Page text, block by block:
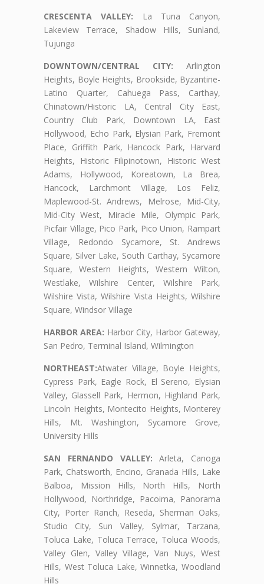
CRESCENTA VALLEY: La Tuna Canyon,
Lakeview Terrace, Shadow Hills, Sunland,
Tujunga
DOWNTOWN/CENTRAL CITY: Arlington
Heights, Boyle Heights, Brookside, Byzantine-
Latino Quarter, Cahuega Pass, Carthay,
Chinatown/Historic LA, Central City East,
Country Club Park, Downtown LA, East
Hollywood, Echo Park, Elysian Park, Fremont
Place, Griffith Park, Hancock Park, Harvard
Heights, Historic Filipinotown, Historic West
Adams, Hollywood, Koreatown, La Brea,
Hancock, Larchmont Village, Los Feliz,
Maplewood-St. Andrews, Melrose, Mid-City,
Mid-City West, Miracle Mile, Olympic Park,
Picfair Village, Pico Park, Pico Union, Rampart
Village, Redondo Sycamore, St. Andrews
Square, Silver Lake, South Carthay, Sycamore
Square, Western Heights, Western Wilton,
Westlake, Wilshire Center, Wilshire Park,
Wilshire Vista, Wilshire Vista Heights, Wilshire
Square, Windsor Village
HARBOR AREA: Harbor City, Harbor Gateway,
San Pedro, Terminal Island, Wilmington
NORTHEAST:Atwater Village, Boyle Heights,
Cypress Park, Eagle Rock, El Sereno, Elysian
Valley, Glassell Park, Hermon, Highland Park,
Lincoln Heights, Montecito Heights, Monterey
Hills, Mt. Washington, Sycamore Grove,
University Hills
SAN FERNANDO VALLEY: Arleta, Canoga
Park, Chatsworth, Encino, Granada Hills, Lake
Balboa, Mission Hills, North Hills, North
Hollywood, Northridge, Pacoima, Panorama
City, Porter Ranch, Reseda, Sherman Oaks,
Studio City, Sun Valley, Sylmar, Tarzana,
Toluca Lake, Toluca Terrace, Toluca Woods,
Valley Glen, Valley Village, Van Nuys, West
Hills, West Toluca Lake, Winnetka, Woodland
Hills